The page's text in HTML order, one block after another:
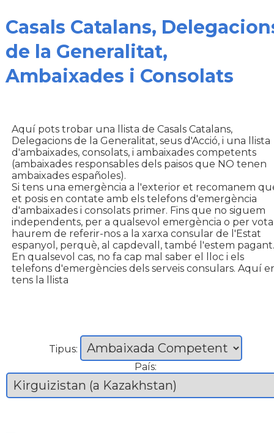
Casals Catalans,
de la Generalitat,
Ambaixades i Consolats
Aquí pots trobar una llista de Casals Catalans,
Delegacions de la Generalitat, seus d'Acció, i una llista
d'ambaixades, consolats, i ambaixades competents
(ambaixades responsables dels paisos que NO tenen
ambaixades españoles).
Si tens una emergència a l'exterior et recomanem
et posis en contate amb els telefons d'emergència
d'ambaixades i consolats primer. Fins que no siguem
independents, per a qualsevol emergència o per
haurem de referir-nos a la xarxa consular de l'Estat
espanyol, perquè, al capdevall, també l'estem pagant.
En qualsevol cas, no fa cap mal saber el lloc i els
telefons d'emergències dels serveis consulars. Aquí
tens la llista
Tipus:
País: